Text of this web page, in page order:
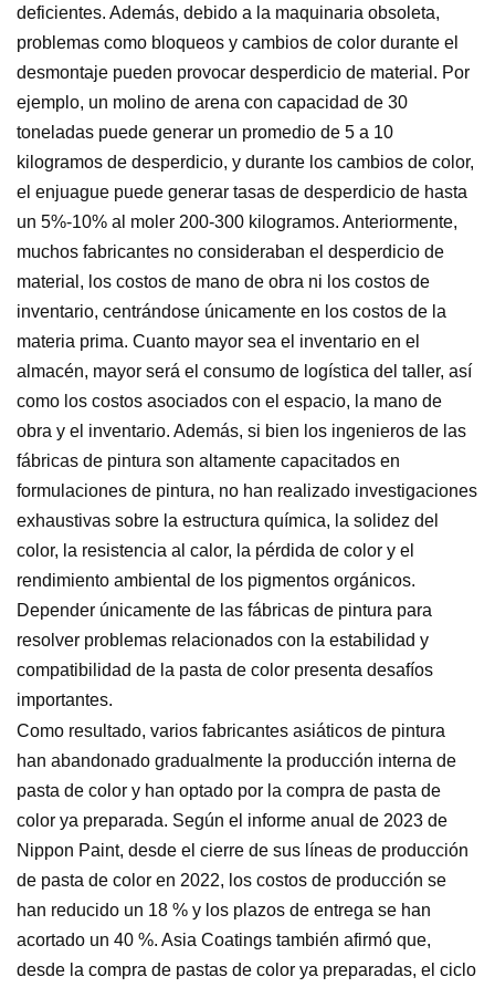
deficientes. Además, debido a la maquinaria obsoleta,
problemas como bloqueos y cambios de color durante el
desmontaje pueden provocar desperdicio de material. Por
ejemplo, un molino de arena con capacidad de 30
toneladas puede generar un promedio de 5 a 10
kilogramos de desperdicio, y durante los cambios de color,
el enjuague puede generar tasas de desperdicio de hasta
un 5%-10% al moler 200-300 kilogramos. Anteriormente,
muchos fabricantes no consideraban el desperdicio de
material, los costos de mano de obra ni los costos de
inventario, centrándose únicamente en los costos de la
materia prima. Cuanto mayor sea el inventario en el
almacén, mayor será el consumo de logística del taller, así
como los costos asociados con el espacio, la mano de
obra y el inventario. Además, si bien los ingenieros de las
fábricas de pintura son altamente capacitados en
formulaciones de pintura, no han realizado investigaciones
exhaustivas sobre la estructura química, la solidez del
color, la resistencia al calor, la pérdida de color y el
rendimiento ambiental de los pigmentos orgánicos.
Depender únicamente de las fábricas de pintura para
resolver problemas relacionados con la estabilidad y
compatibilidad de la pasta de color presenta desafíos
importantes.
Como resultado, varios fabricantes asiáticos de pintura
han abandonado gradualmente la producción interna de
pasta de color y han optado por la compra de pasta de
color ya preparada. Según el informe anual de 2023 de
Nippon Paint, desde el cierre de sus líneas de producción
de pasta de color en 2022, los costos de producción se
han reducido un 18 % y los plazos de entrega se han
acortado un 40 %. Asia Coatings también afirmó que,
desde la compra de pastas de color ya preparadas, el ciclo